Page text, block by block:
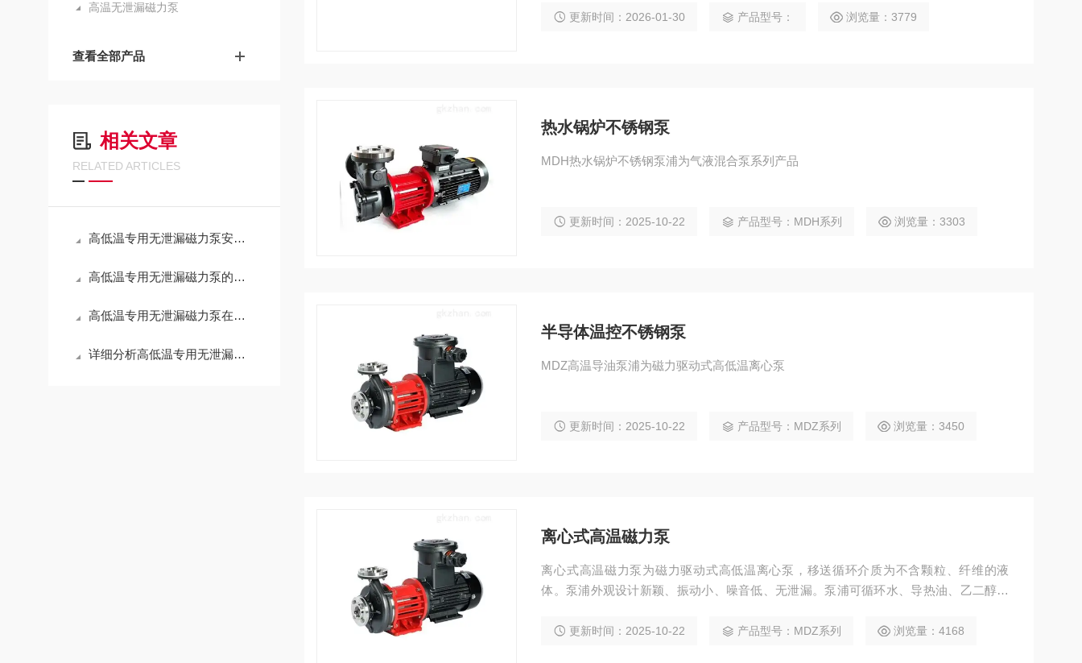
高温无泄漏磁力泵
查看全部产品
相关文章
RELATED ARTICLES
高低温专用无泄漏磁力泵安装指南：确保安全运行的关键步骤
高低温专用无泄漏磁力泵的安装指南
高低温专用无泄漏磁力泵在温度异常环境中具有广泛的应用
详细分析高低温专用无泄漏磁力泵的应用领域和特点
更新时间：2026-01-30 产品型号： 浏览量：3779
热水锅炉不锈钢泵
MDH热水锅炉不锈钢泵浦为气液混合泵系列产品
更新时间：2025-10-22 产品型号：MDH系列 浏览量：3303
半导体温控不锈钢泵
MDZ高温导油泵浦为磁力驱动式高低温离心泵
更新时间：2025-10-22 产品型号：MDZ系列 浏览量：3450
离心式高温磁力泵
离心式高温磁力泵为磁力驱动式高低温离心泵，移送循环介质为不含颗粒、纤维的液
体。泵浦外观设计新颖、振动小、噪音低、无泄漏。泵浦可循环水、导热油、乙二醇、
定制变频、防爆、特殊电源等电机。
更新时间：2025-10-22 产品型号：MDZ系列 浏览量：4168